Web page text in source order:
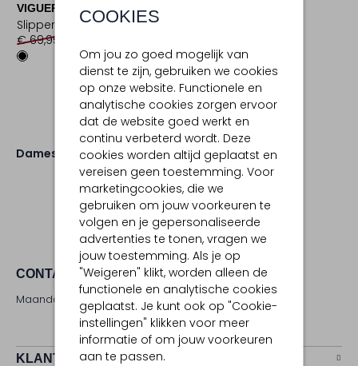
COOKIES
Om jou zo goed mogelijk van
dienst te zijn, gebruiken we cookies
op onze website. Functionele en
analytische cookies zorgen ervoor
dat de website goed werkt en
continu verbeterd wordt. Deze
cookies worden altijd geplaatst en
vereisen geen toestemming. Voor
marketingcookies, die we
gebruiken om jouw voorkeuren te
volgen en je gepersonaliseerde
advertenties te tonen, vragen we
jouw toestemming. Als je op
"Weigeren" klikt, worden alleen de
functionele en analytische cookies
geplaatst. Je kunt ook op "Cookie-
instellingen" klikken voor meer
informatie of om jouw voorkeuren
aan te passen.
VIGUERA
Slippers
€ 69,95
Dames Schoenen Slippers
CONTACT
Maandag - zaterdag 09:00 - 17:00 uur
KLANTENSERVICE